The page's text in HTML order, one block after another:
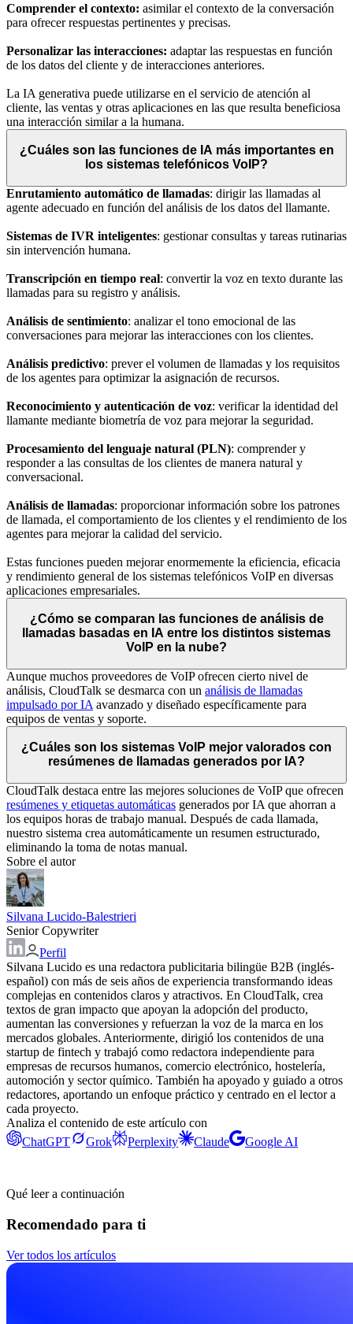
Comprender el contexto: asimilar el contexto de la conversación
para ofrecer respuestas pertinentes y precisas.
Personalizar las interacciones: adaptar las respuestas en función
de los datos del cliente y de interacciones anteriores.
La IA generativa puede utilizarse en el servicio de atención al
cliente, las ventas y otras aplicaciones en las que resulta beneficiosa
una interacción similar a la humana.
¿Cuáles son las funciones de IA más importantes en
los sistemas telefónicos VoIP?
Enrutamiento automático de llamadas: dirigir las llamadas al
agente adecuado en función del análisis de los datos del llamante.
Sistemas de IVR inteligentes: gestionar consultas y tareas rutinarias
sin intervención humana.
Transcripción en tiempo real: convertir la voz en texto durante las
llamadas para su registro y análisis.
Análisis de sentimiento: analizar el tono emocional de las
conversaciones para mejorar las interacciones con los clientes.
Análisis predictivo: prever el volumen de llamadas y los requisitos
de los agentes para optimizar la asignación de recursos.
Reconocimiento y autenticación de voz: verificar la identidad del
llamante mediante biometría de voz para mejorar la seguridad.
Procesamiento del lenguaje natural (PLN): comprender y
responder a las consultas de los clientes de manera natural y
conversacional.
Análisis de llamadas: proporcionar información sobre los patrones
de llamada, el comportamiento de los clientes y el rendimiento de los
agentes para mejorar la calidad del servicio.
Estas funciones pueden mejorar enormemente la eficiencia, eficacia
y rendimiento general de los sistemas telefónicos VoIP en diversas
aplicaciones empresariales.
¿Cómo se comparan las funciones de análisis de
llamadas basadas en IA entre los distintos sistemas
VoIP en la nube?
Aunque muchos proveedores de VoIP ofrecen cierto nivel de
análisis, CloudTalk se desmarca con un análisis de llamadas
impulsado por IA avanzado y diseñado específicamente para
equipos de ventas y soporte.
¿Cuáles son los sistemas VoIP mejor valorados con
resúmenes de llamadas generados por IA?
CloudTalk destaca entre las mejores soluciones de VoIP que ofrecen
resúmenes y etiquetas automáticas generados por IA que ahorran a
los equipos horas de trabajo manual. Después de cada llamada,
nuestro sistema crea automáticamente un resumen estructurado,
eliminando la toma de notas manual.
Sobre el autor
Silvana Lucido-Balestrieri
Senior Copywriter
Perfil
Silvana Lucido es una redactora publicitaria bilingüe B2B (inglés-
español) con más de seis años de experiencia transformando ideas
complejas en contenidos claros y atractivos. En CloudTalk, crea
textos de gran impacto que apoyan la adopción del producto,
aumentan las conversiones y refuerzan la voz de la marca en los
mercados globales. Anteriormente, dirigió los contenidos de una
startup de fintech y trabajó como redactora independiente para
empresas de recursos humanos, comercio electrónico, hostelería,
automoción y sector químico. También ha apoyado y guiado a otros
redactores, aportando un enfoque práctico y centrado en el lector a
cada proyecto.
Analiza el contenido de este artículo con
ChatGPT
Grok Perplexity Claude Google AI
Qué leer a continuación
Recomendado para ti
Ver todos los artículos